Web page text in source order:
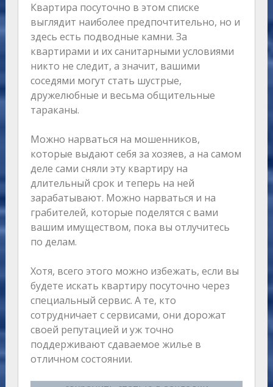
Квартира посуточно в этом списке
выглядит наиболее предпочтительно, но и
здесь есть подводные камни. За
квартирами и их санитарными условиями
никто не следит, а значит, вашими
соседями могут стать шустрые,
дружелюбные и весьма общительные
тараканы.
Можно нарваться на мошенников,
которые выдают себя за хозяев, а на самом
деле сами сняли эту квартиру на
длительный срок и теперь на ней
зарабатывают. Можно нарваться и на
грабителей, которые поделятся с вами
вашим имуществом, пока вы отлучитесь
по делам.
Хотя, всего этого можно избежать, если вы
будете искать квартиру посуточно через
специальный сервис. А те, кто
сотрудничает с сервисами, они дорожат
своей репутацией и уж точно
поддерживают сдаваемое жилье в
отличном состоянии.